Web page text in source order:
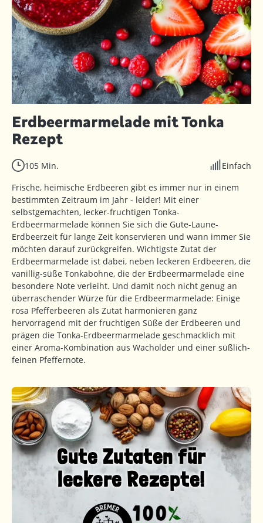
Erdbeermarmelade mit Tonka
Rezept
105 Min.
Einfach
Frische, heimische Erdbeeren gibt es immer nur in einem
bestimmten Zeitraum im Jahr - leider! Mit einer
selbstgemachten, lecker-fruchtigen Tonka-
Erdbeermarmelade können Sie sich die Gute-Laune-
Erdbeerzeit für lange Zeit konservieren und wann immer Sie
möchten darauf zurückgreifen. Wichtigste Zutat der
Erdbeermarmelade ist dabei, neben leckeren Erdbeeren, die
vanillig-süße Tonkabohne, die der Erdbeermarmelade eine
besondere Note verleiht. Und damit noch nicht genug an
überraschender Würze für die Erdbeermarmelade: Einige
rosa Pfefferbeeren als Zutat harmonieren ganz
hervorragend mit der fruchtigen Süße der Erdbeeren und
prägen die Tonka-Erdbeermarmelade geschmacklich mit
einer Aroma-Kombination aus Wacholder und einer süßlich-
feinen Pfeffernote.
Gute Zutaten für
leckere Rezepte!